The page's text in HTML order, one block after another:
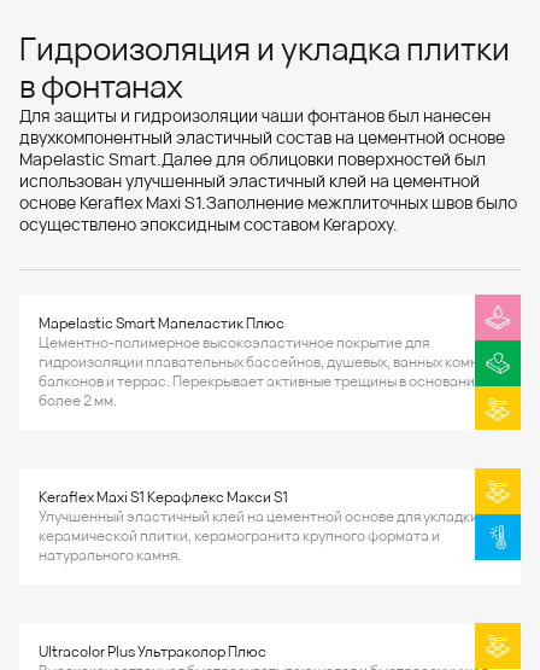
Гидроизоляция и укладка плитки
в фонтанах
Для защиты и гидроизоляции чаши фонтанов был нанесен
двухкомпонентный эластичный состав на цементной основе
Mapelastic Smart.Далее для облицовки поверхностей был
использован улучшенный эластичный клей на цементной
основе Keraflex Maxi S1.Заполнение межплиточных швов было
осуществлено эпоксидным составом Kerapoxy.
Mapelastic Smart Мапеластик Плюс
Цементно-полимерное высокоэластичное покрытие для
гидроизоляции плавательных бассейнов, душевых, ванных комнат,
балконов и террас. Перекрывает активные трещины в основании
более 2 мм.
Keraflex Maxi S1 Керафлекс Макси S1
Улучшенный эластичный клей на цементной основе для укладки
керамической плитки, керамогранита крупного формата и
натурального камня.
Ultracolor Plus Ультраколор Плюс